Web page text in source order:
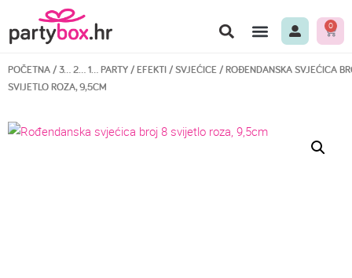
0
POČETNA/3… 2… 1… PARTY/EFEKTI/SVJEĆICE/ ROĐENDANSKA SVJEĆICA
SVIJETLO ROZA, 9,5CM